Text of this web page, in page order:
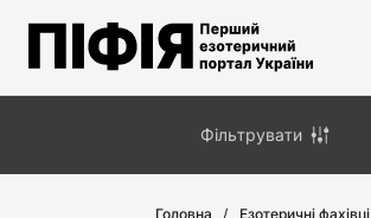
Головна
Езотеричні фахівці
Фільтрувати